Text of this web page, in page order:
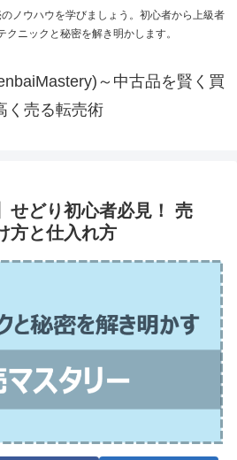
ノウハウを学びましょう。初心者から上級者
クニックと秘密を解き明かします。
～中古品を賢く買
く売る転売術
せどり初心者必見！ 売
方と仕入れ方